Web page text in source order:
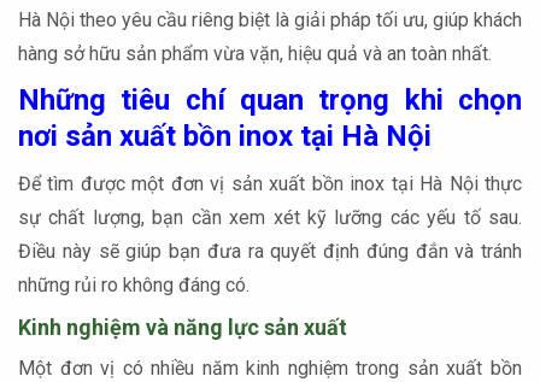
Hà Nội theo yêu cầu riêng biệt là giải pháp tối ưu, giúp khách
hàng sở hữu sản phẩm vừa vặn, hiệu quả và an toàn nhất.
Những tiêu chí quan trọng khi chọn
nơi sản xuất bồn inox tại Hà Nội
Để tìm được một đơn vị sản xuất bồn inox tại Hà Nội thực
sự chất lượng, bạn cần xem xét kỹ lưỡng các yếu tố sau.
Điều này sẽ giúp bạn đưa ra quyết định đúng đắn và tránh
những rủi ro không đáng có.
Kinh nghiệm và năng lực sản xuất
Một đơn vị có nhiều năm kinh nghiệm trong sản xuất bồn